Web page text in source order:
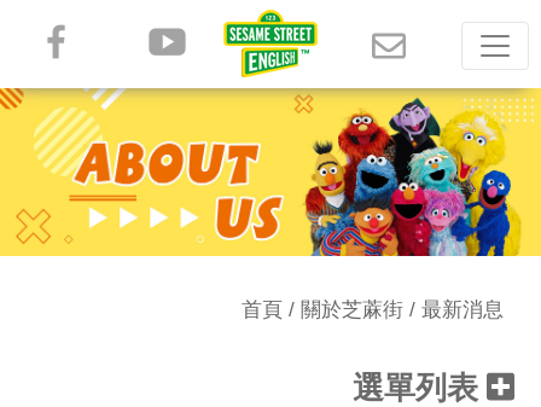
首頁 / 關於芝蔴街 / 最新消息
選單列表